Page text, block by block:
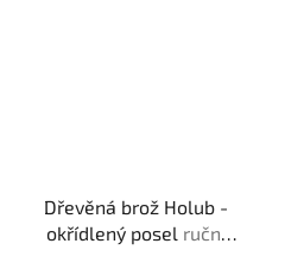
Dřevěná brož Holub -
okřídlený posel ruční